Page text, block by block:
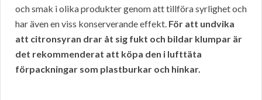
och smak i olika produkter genom att tillföra syrlighet och
har även en viss konserverande effekt. För att undvika
att citronsyran drar åt sig fukt och bildar klumpar är
det rekommenderat att köpa den i lufttäta
förpackningar som plastburkar och hinkar.